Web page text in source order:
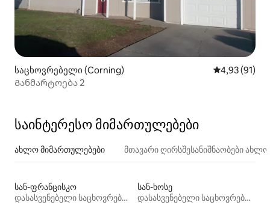
საცხოვრებელი (Corning) საშუალო
4,93 (91)
Განმარტოება 2
საინტერესო მიმართულებები
ახლო მიმართულებები მთავარი ღირსშესანიშნაობები
სან-ფრანცისკო
დასასვენებელი საცხოვრებლები
სან-ხოსე
დასასვენებელი საცხოვრებლები